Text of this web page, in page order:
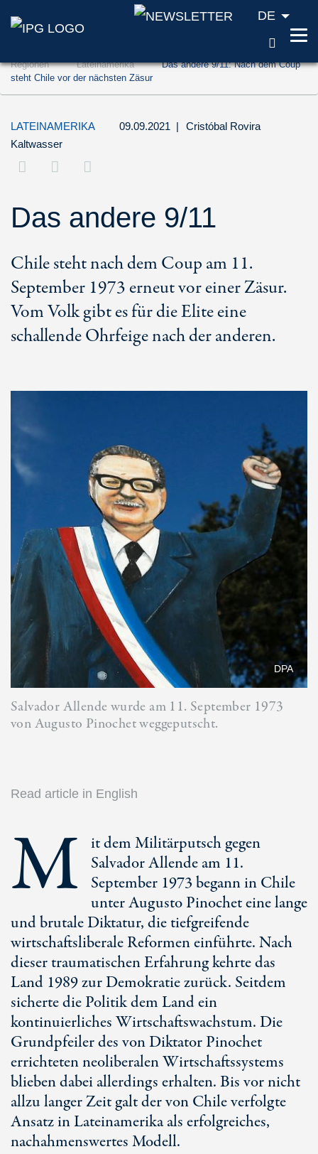
Zum Inhalt springen (Accesskey '1')
Zur Suche springen (Accesskey '2')
DE
Regionen Lateinamerika
Das andere 9/11: Nach dem Coup
steht Chile vor der nächsten Zäsur
LATEINAMERIKA 09.09.2021 |
Cristóbal Rovira
Kaltwasser
Das andere 9/11
Chile steht nach dem Coup am 11.
September 1973 erneut vor einer Zäsur.
Vom Volk gibt es für die Elite eine
schallende Ohrfeige nach der anderen.
DPA
Salvador Allende wurde am 11. September 1973
von Augusto Pinochet weggeputscht.
Read article in English
M it dem Militärputsch gegen
Salvador Allende am 11.
September 1973 begann in Chile
unter Augusto Pinochet eine lange
und brutale Diktatur, die tiefgreifende
wirtschaftsliberale Reformen einführte. Nach
dieser traumatischen Erfahrung kehrte das
Land 1989 zur Demokratie zurück. Seitdem
sicherte die Politik dem Land ein
kontinuierliches Wirtschaftswachstum. Die
Grundpfeiler des von Diktator Pinochet
errichteten neoliberalen Wirtschaftssystems
blieben dabei allerdings erhalten. Bis vor nicht
allzu langer Zeit galt der von Chile verfolgte
Ansatz in Lateinamerika als erfolgreiches,
nachahmenswertes Modell.